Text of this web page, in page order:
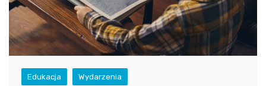
Edukacja Wydarzenia